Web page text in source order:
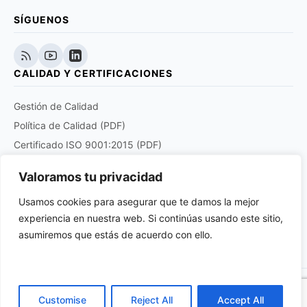
Valoramos tu privacidad
Usamos cookies para asegurar que te damos la mejor
experiencia en nuestra web. Si continúas usando este sitio,
asumiremos que estás de acuerdo con ello.
Customise Reject All Accept All
SÍGUENOS
CALIDAD Y CERTIFICACIONES
Gestión de Calidad
Política de Calidad (PDF)
Certificado ISO 9001:2015 (PDF)
Certificado DOCUPLUS S&I (PDF)
Purchase order quality clauses for aviation and
aerospace products suppliers (PDF)
© 2026 Anatronic S.A. Todos los derechos reservados.